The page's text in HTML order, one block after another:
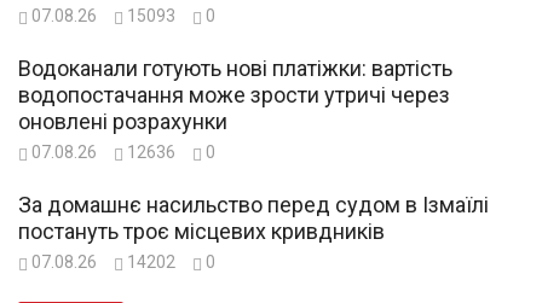
07.08.26 15093 0
Водоканали готують нові платіжки: вартість
водопостачання може зрости утричі через
оновлені розрахунки
07.08.26 12636 0
За домашнє насильство перед судом в Ізмаїлі
постануть троє місцевих кривдників
07.08.26 14202 0